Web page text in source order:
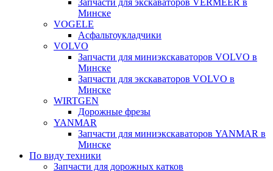
Запчасти для экскаваторов VERMEER в
Минске
VOGELE
Асфальтоукладчики
VOLVO
Запчасти для миниэкскаваторов VOLVO в
Минске
Запчасти для экскаваторов VOLVO в
Минске
WIRTGEN
Дорожные фрезы
YANMAR
Запчасти для миниэкскаваторов YANMAR в
Минске
По виду техники
Запчасти для дорожных катков